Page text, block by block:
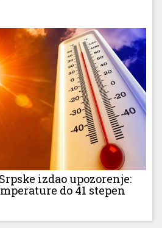
izdao upozorenje:
do 41 stepen